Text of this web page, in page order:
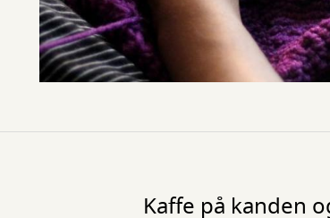
Kaffe på kanden